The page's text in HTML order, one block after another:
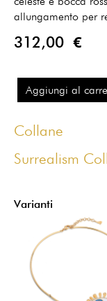
allungamento per
312,00 €
Aggiungi al
Collane
Surrealism
Varianti